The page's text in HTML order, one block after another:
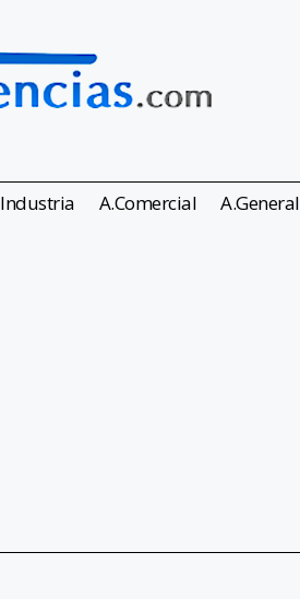
Industria A.Comercial A.General